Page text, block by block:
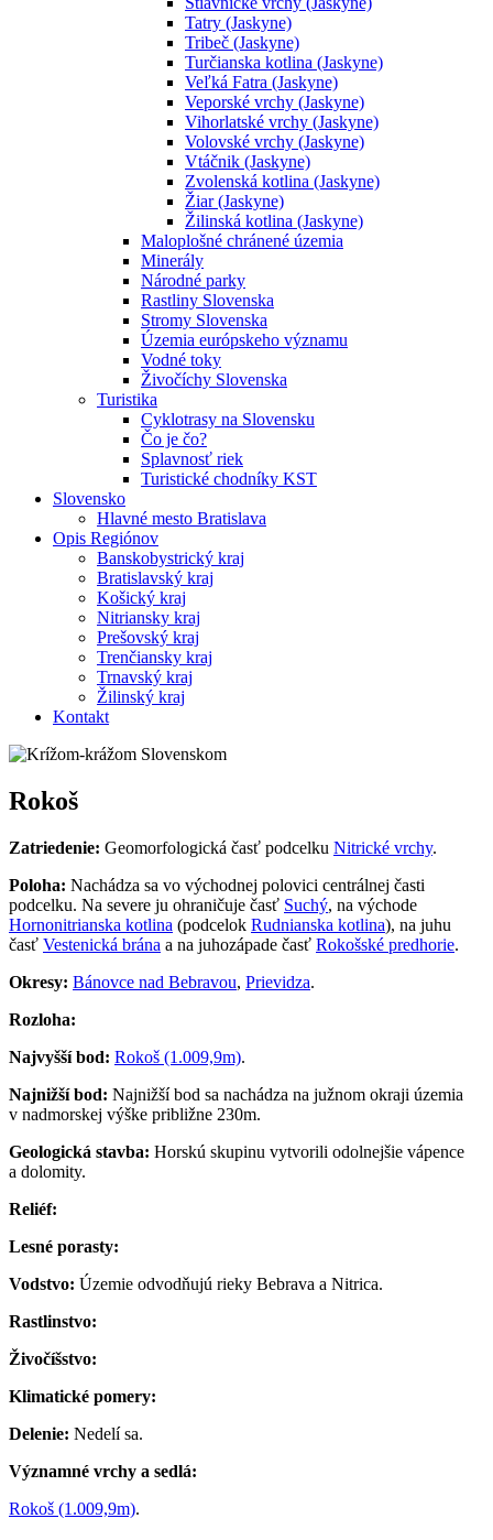
Tatry (Jaskyne)
Tribeč (Jaskyne)
Turčianska kotlina (Jaskyne)
Veľká Fatra (Jaskyne)
Veporské vrchy (Jaskyne)
Vihorlatské vrchy (Jaskyne)
Volovské vrchy (Jaskyne)
Vtáčnik (Jaskyne)
Zvolenská kotlina (Jaskyne)
Žiar (Jaskyne)
Žilinská kotlina (Jaskyne)
Maloplošné chránené územia
Minerály
Národné parky
Rastliny Slovenska
Stromy Slovenska
Územia európskeho významu
Vodné toky
Živočíchy Slovenska
Turistika
Cyklotrasy na Slovensku
Čo je čo?
Splavnosť riek
Turistické chodníky KST
Slovensko
Hlavné mesto Bratislava
Opis Regiónov
Banskobystrický kraj
Bratislavský kraj
Košický kraj
Nitriansky kraj
Prešovský kraj
Trenčiansky kraj
Trnavský kraj
Žilinský kraj
Kontakt
Rokoš
Zatriedenie: Geomorfologická časť podcelku Nitrické vrchy.
Poloha: Nachádza sa vo východnej polovici centrálnej časti
podcelku. Na severe ju ohraničuje časť Suchý, na východe
Hornonitrianska kotlina (podcelok Rudnianska kotlina), na juhu
časť Vestenická brána a na juhozápade časť Rokošské predhorie.
Okresy: Bánovce nad Bebravou, Prievidza.
Rozloha:
Najvyšší bod: Rokoš (1.009,9m).
Najnižší bod: Najnižší bod sa nachádza na južnom okraji územia
v nadmorskej výške približne 230m.
Geologická stavba: Horskú skupinu vytvorili odolnejšie vápence
a dolomity.
Reliéf:
Lesné porasty:
Vodstvo: Územie odvodňujú rieky Bebrava a Nitrica.
Rastlinstvo:
Živočíšstvo:
Klimatické pomery:
Delenie: Nedelí sa.
Významné vrchy a sedlá:
Rokoš (1.009,9m).